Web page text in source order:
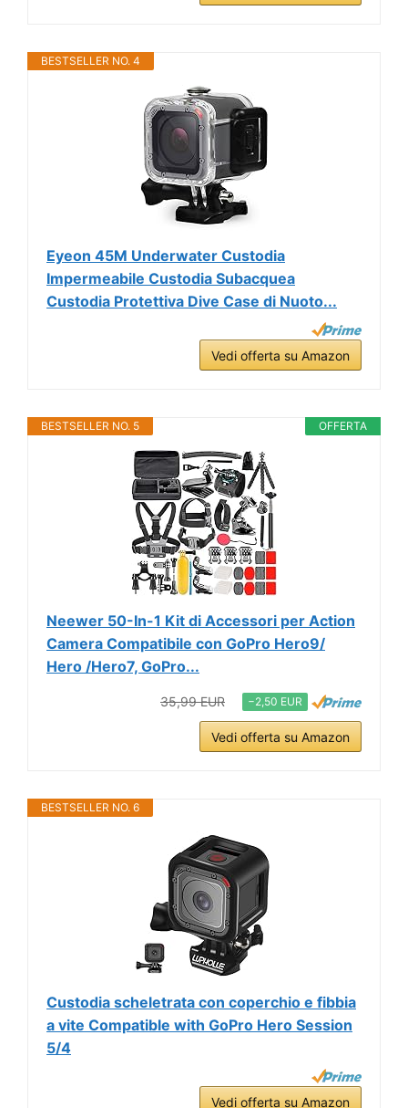
BESTSELLER NO. 4
Eyeon 45M Underwater Custodia
Impermeabile Custodia Subacquea
Custodia Protettiva Dive Case di Nuoto...
Vedi offerta su Amazon
OFFERTA
BESTSELLER NO. 5
Neewer 50-In-1 Kit di Accessori per Action
Camera Compatibile con GoPro Hero9/
Hero /Hero7, GoPro...
35,99 EUR −2,50 EUR
Vedi offerta su Amazon
BESTSELLER NO. 6
Custodia scheletrata con coperchio e fibbia
a vite Compatible with GoPro Hero Session
5/4
Vedi offerta su Amazon